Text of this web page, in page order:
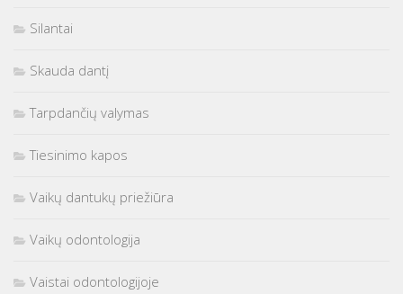
Silantai
Skauda dantį
Tarpdančių valymas
Tiesinimo kapos
Vaikų dantukų priežiūra
Vaikų odontologija
Vaistai odontologijoje